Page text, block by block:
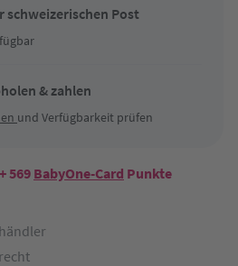
schweizerischen Post
& zahlen
und Verfügbarkeit prüfen
+ 569 BabyOne-Card Punkte